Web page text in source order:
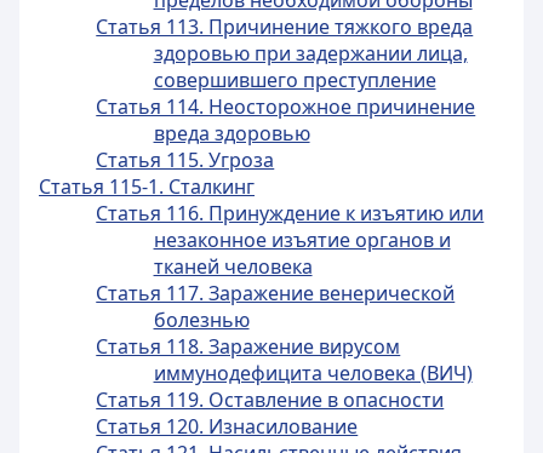
Статья 113. Причинение тяжкого вреда
здоровью при задержании лица,
совершившего преступление
Статья 114. Неосторожное причинение
вреда здоровью
Статья 115. Угроза
Статья 115-1. Сталкинг
Статья 116. Принуждение к изъятию или
незаконное изъятие органов и
тканей человека
Статья 117. Заражение венерической
болезнью
Статья 118. Заражение вирусом
иммунодефицита человека (ВИЧ)
Статья 119. Оставление в опасности
Статья 120. Изнасилование